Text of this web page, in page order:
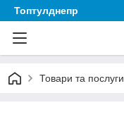
Топтулднепр
Товари та послуги